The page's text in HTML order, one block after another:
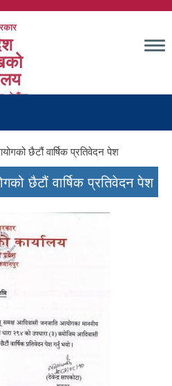
हेटौंडा,
छैटौं वार्षिक प्रतिवेदन पेश
छैटौं वार्षिक प्रतिवेदन पेश